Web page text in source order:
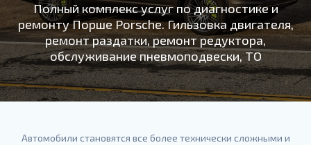
Полный комплекс услуг по диагностике и
ремонту Порше Porsche. Гильзовка двигателя,
ремонт раздатки, ремонт редуктора,
обслуживание пневмоподвески, ТО
Автомобили становятся все более технически сложными и